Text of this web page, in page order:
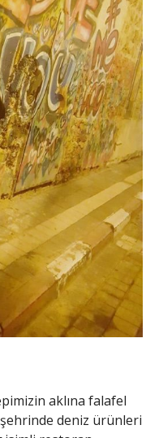
aklına falafel
deniz ürünleri